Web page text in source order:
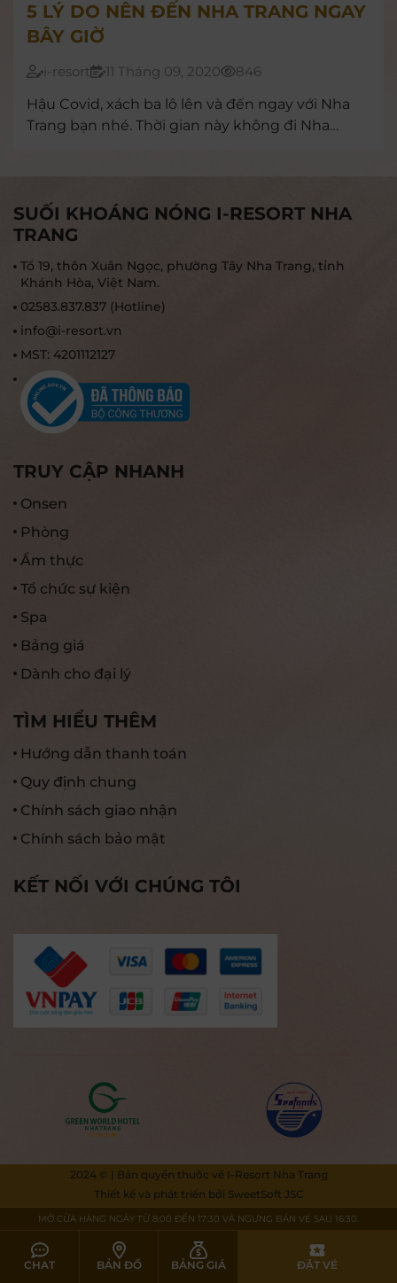
5 LÝ DO NÊN ĐẾN NHA TRANG NGAY
BÂY GIỜ
i-resort 11 Tháng 09, 2020
846
Hậu Covid, xách ba lô lên và đến ngay với Nha
Trang bạn nhé. Thời gian này không đi Nha
SUỐI KHOÁNG NÓNG I-RESORT NHA
TRANG
Tổ 19, thôn Xuân Ngọc, phường Tây Nha Trang, tỉnh
Khánh Hòa, Việt Nam.
02583.837.837 (Hotline)
info@i-resort.vn
MST: 4201112127
TRUY CẬP NHANH
Onsen
Phòng
Ẩm thực
Tổ chức sự kiện
Spa
Bảng giá
Dành cho đại lý
TÌM HIỂU THÊM
Hướng dẫn thanh toán
Quy định chung
Chính sách giao nhận
Chính sách bảo mật
KẾT NỐI VỚI CHÚNG TÔI
2024 © | Bản quyền thuộc về I-Resort Nha Trang
Thiết kế và phát triển bởi SweetSoft JSC
CHAT BẢN ĐỒ BẢNG GIÁ ĐẶT VÉ
MỞ CỬA HÀNG NGÀY TỪ 8:00 ĐẾN 17:30 VÀ NGƯNG BÁN VÉ SAU 16:30.